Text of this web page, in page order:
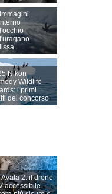
Nikon
Wildlife
i primi
del concorso
Avata 2: il drone
accessibile